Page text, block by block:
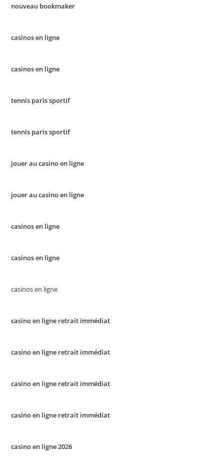
nouveau bookmaker
casinos en ligne
casinos en ligne
tennis paris sportif
tennis paris sportif
jouer au casino en ligne
jouer au casino en ligne
casinos en ligne
casinos en ligne
casinos en ligne
casino en ligne retrait immédiat
casino en ligne retrait immédiat
casino en ligne retrait immédiat
casino en ligne retrait immédiat
casino en ligne 2026